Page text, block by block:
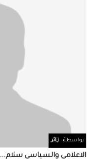
بواسطة :زائر
الاعلامي والسياسي سلام...